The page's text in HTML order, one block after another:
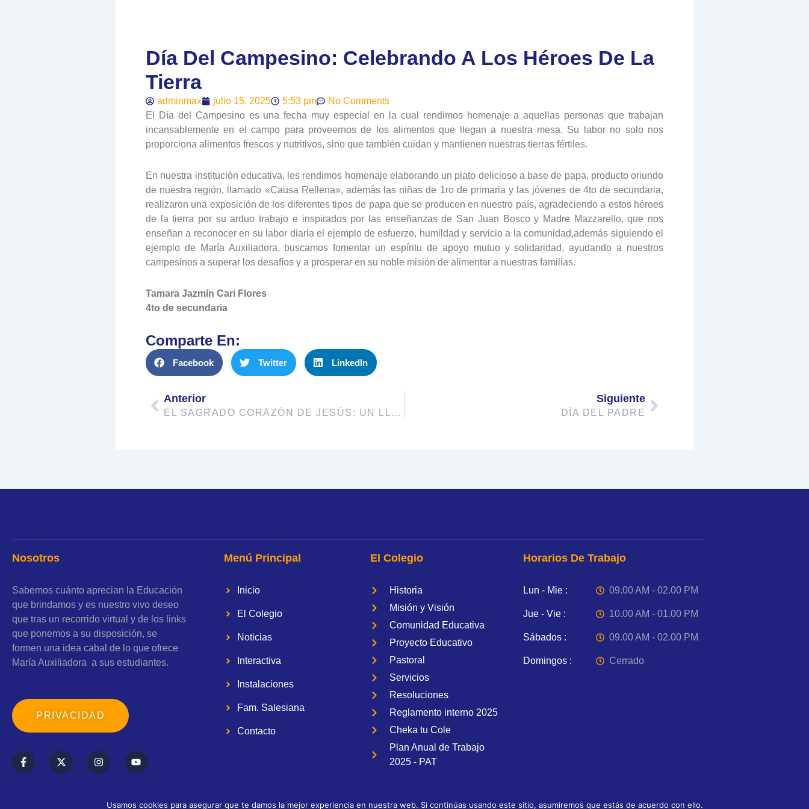
Día Del Campesino: Celebrando A Los Héroes De La
Tierra
adminmax julio 15, 2025 5:53 pm
No Comments
El Día del Campesino es una fecha muy especial en la cual rendimos homenaje a aquellas personas que trabajan
incansablemente en el campo para proveernos de los alimentos que llegan a nuestra mesa. Su labor no solo nos
proporciona alimentos frescos y nutritivos, sino que también cuidan y mantienen nuestras tierras fértiles.
En nuestra institución educativa, les rendimos homenaje elaborando un plato delicioso a base de papa, producto oriundo
de nuestra región, llamado «Causa Rellena», además las niñas de 1ro de primaria y las jóvenes de 4to de secundaria,
realizaron una exposición de los diferentes tipos de papa que se producen en nuestro país, agradeciendo a estos héroes
de la tierra por su arduo trabajo e inspirados por las enseñanzas de San Juan Bosco y Madre Mazzarello, que nos
enseñan a reconocer en su labor diaria el ejemplo de esfuerzo, humildad y servicio a la comunidad,además siguiendo el
ejemplo de María Auxiliadora, buscamos fomentar un espíritu de apoyo mutuo y solidaridad, ayudando a nuestros
campesinos a superar los desafíos y a prosperar en su noble misión de alimentar a nuestras familias.
Tamara Jazmín Cari Flores
4to de secundaria
Comparte En:
Facebook Twitter LinkedIn
Prev
Anterior
EL SAGRADO CORAZÓN DE JESÚS: UN LLAMADO AL AMOR Y LA COMPASIÓN
Siguiente
DÍA DEL PADRE
Next
Nosotros
Sabemos cuánto aprecian la Educación
que brindamos y es nuestro vivo deseo
que tras un recorrido virtual y de los links
que ponemos a su disposición, se
formen una idea cabal de lo que ofrece
María Auxiliadora a sus estudiantes.
PRIVACIDAD
F
a
c
e
X
-
t
w
I
n
s
t
Y
o
u
t
e
Menú Principal
Inicio
El Colegio
Noticias
Interactiva
Instalaciones
Fam. Salesiana
Contacto
El Colegio
Historia
Misión y Visión
Comunidad Educativa
Proyecto Educativo
Pastoral
Servicios
Resoluciones
Reglamento interno 2025
Cheka tu Cole
Plan Anual de Trabajo
2025 - PAT
Horarios De Trabajo
Lun - Mie :
Jue - Vie :
Sábados :
Domingos :
09.00 AM - 02.00 PM
10.00 AM - 01.00 PM
09.00 AM - 02.00 PM
Cerrado
Usamos cookies para asegurar que te damos la mejor experiencia en nuestra web. Si continúas usando este sitio, asumiremos que estás de acuerdo con ello.